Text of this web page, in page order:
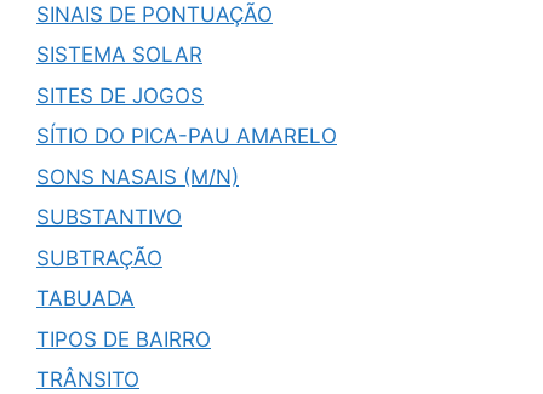
SINAIS DE PONTUAÇÃO
SISTEMA SOLAR
SITES DE JOGOS
SÍTIO DO PICA-PAU AMARELO
SONS NASAIS (M/N)
SUBSTANTIVO
SUBTRAÇÃO
TABUADA
TIPOS DE BAIRRO
TRÂNSITO